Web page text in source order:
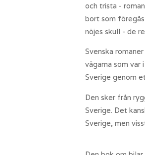
och trista -
bort som
nöjes skull - de
Svenska
vägarna som var
Sverige genom
Den sker från
Sverige. Det
Sverige, men